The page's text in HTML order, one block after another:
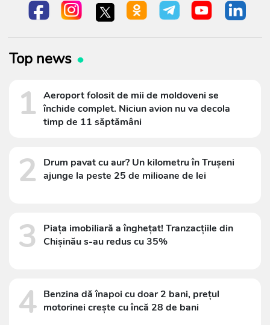
Top news
1 Aeroport folosit de mii de moldoveni se
închide complet. Niciun avion nu va decola
timp de 11 săptămâni
2
Drum pavat cu aur? Un kilometru în Trușeni
ajunge la peste 25 de milioane de lei
3
Piața imobiliară a înghețat! Tranzacțiile din
Chișinău s-au redus cu 35%
4 Benzina dă înapoi cu doar 2 bani, prețul
motorinei crește cu încă 28 de bani